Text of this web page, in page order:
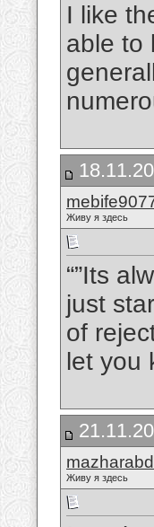
I like
able to
Живу я здесь
“”Its
just
of
let you
Живу я здесь